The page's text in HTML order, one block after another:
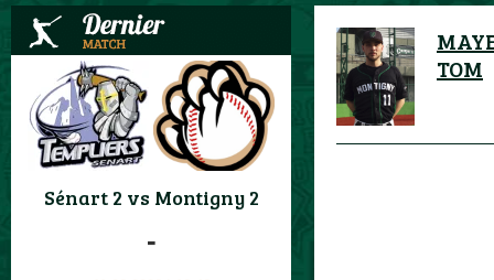
Sénart 2 vs Montigny 2
-
TOM